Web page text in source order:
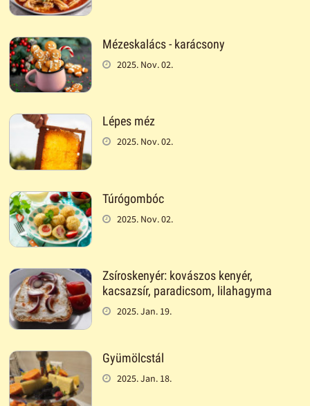
Mézeskalács - karácsony
2025. Nov. 02.
Lépes méz
2025. Nov. 02.
Túrógombóc
2025. Nov. 02.
Zsíroskenyér: kovászos kenyér,
kacsazsír, paradicsom, lilahagyma
2025. Jan. 19.
Gyümölcstál
2025. Jan. 18.